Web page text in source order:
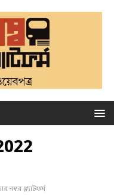
নম্বর প্ল্যাটফর্ম